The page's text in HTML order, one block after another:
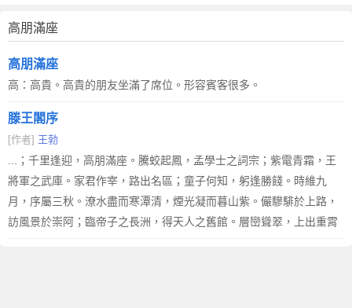
高朋滿座
高朋滿座
高：高貴。高貴的朋友坐滿了席位。形容賓客很多。
滕王閣序
[作者] 王勃
...；千里逢迎，高朋滿座。騰蛟起鳳，孟學士之詞宗；紫電青霜，王
將軍之武庫。家君作宰，路出名區；童子何知，躬逢勝餞。時維九
月，序屬三秋。潦水盡而寒潭清，煙光凝而暮山紫。儼驂騑於上路，
訪風景於崇阿；臨帝子之長洲，得天人之舊館。層巒聳翠，上出重霄